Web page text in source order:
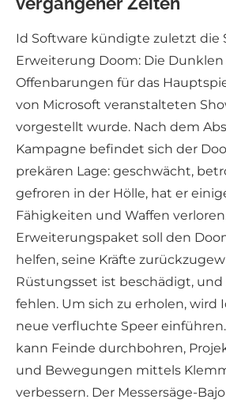
Id Software kündigte zuletzt die
Erweiterung Doom: Die Dunklen
Offenbarungen für das
von Microsoft veranstalteten
vorgestellt wurde. Nach dem
Kampagne befindet sich der
prekären Lage: geschwächt,
gefroren in der Hölle, hat er
Fähigkeiten und Waffen
Erweiterungspaket soll den
helfen, seine Kräfte
Rüstungsset ist beschädigt, und
fehlen. Um sich zu erholen, wird
neue verfluchte Speer
kann Feinde durchbohren,
und Bewegungen mittels
verbessern. Der Messersäge-